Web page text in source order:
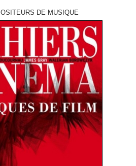
DE MUSIQUE